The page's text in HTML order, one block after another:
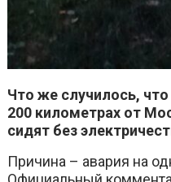
Что же случилось,
200 километрах от
сидят без
Причина – авария на